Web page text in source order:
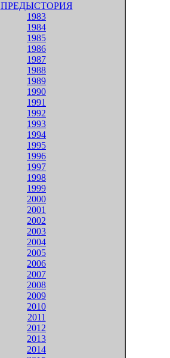
ПРЕДЫСТОРИЯ
1983
1984
1985
1986
1987
1988
1989
1990
1991
1992
1993
1994
1995
1996
1997
1998
1999
2000
2001
2002
2003
2004
2005
2006
2007
2008
2009
2010
2011
2012
2013
2014